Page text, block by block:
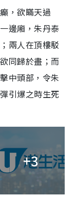
，欲瞞天過
邊廂，朱丹泰
兩人在頂樓駁
同歸於盡；而
中頭部，令朱
引爆之時生死
+3